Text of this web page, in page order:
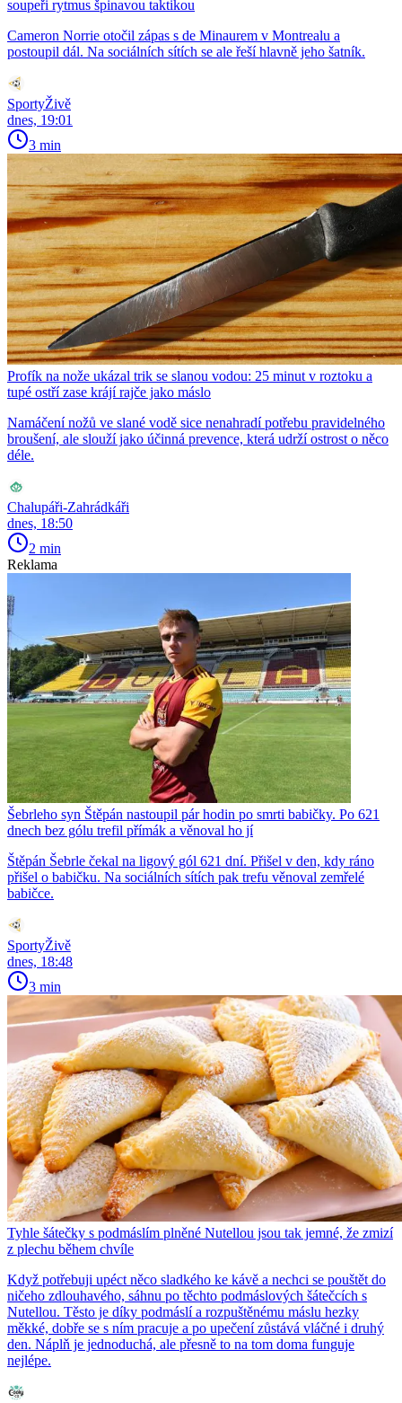
soupeři rytmus špinavou taktikou
Cameron Norrie otočil zápas s de Minaurem v Montrealu a
postoupil dál. Na sociálních sítích se ale řeší hlavně jeho šatník.
SportyŽivě
dnes, 19:01
3 min
Profík na nože ukázal trik se slanou vodou: 25 minut v roztoku a
tupé ostří zase krájí rajče jako máslo
Namáčení nožů ve slané vodě sice nenahradí potřebu pravidelného
broušení, ale slouží jako účinná prevence, která udrží ostrost o něco
déle.
Chalupáři-Zahrádkáři
dnes, 18:50
2 min
Reklama
Šebrleho syn Štěpán nastoupil pár hodin po smrti babičky. Po 621
dnech bez gólu trefil přímák a věnoval ho jí
Štěpán Šebrle čekal na ligový gól 621 dní. Přišel v den, kdy ráno
přišel o babičku. Na sociálních sítích pak trefu věnoval zemřelé
babičce.
SportyŽivě
dnes, 18:48
3 min
Tyhle šátečky s podmáslím plněné Nutellou jsou tak jemné, že zmizí
z plechu během chvíle
Když potřebuji upéct něco sladkého ke kávě a nechci se pouštět do
ničeho zdlouhavého, sáhnu po těchto podmáslových šátečcích s
Nutellou. Těsto je díky podmáslí a rozpuštěnému máslu hezky
měkké, dobře se s ním pracuje a po upečení zůstává vláčné i druhý
den. Náplň je jednoduchá, ale přesně to na tom doma funguje
nejlépe.